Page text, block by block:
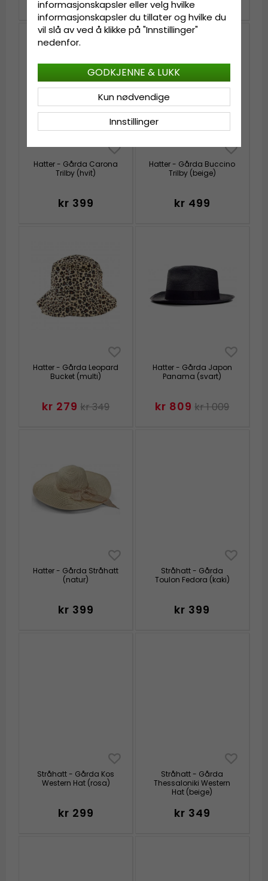
Hatter - Gårda Carona
Trilby (hvit)
kr 399
Hatter - Gårda Buccino
Trilby (beige)
kr 499
Hatter - Gårda Leopard
Bucket (multi)
kr 279 kr 349
Hatter - Gårda Japon
Panama (svart)
kr 809 kr 1 009
Hatter - Gårda Stråhatt
(natur)
kr 399
Stråhatt - Gårda
Toulon Fedora (kaki)
kr 399
Stråhatt - Gårda Kos
Western Hat (rosa)
kr 299
Stråhatt - Gårda
Thessaloniki Western
Hat (beige)
kr 349
informasjonskapsler eller velg hvilke
informasjonskapsler du tillater og hvilke du
vil slå av ved å klikke på "Innstillinger"
nedenfor.
Innstillinger
Kun nødvendige
GODKJENNE & LUKK